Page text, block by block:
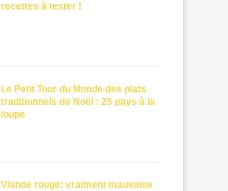
recettes à tester !
Le Petit Tour du Monde des plats
traditionnels de Noël : 25 pays à la
loupe
Viande rouge: vraiment mauvaise